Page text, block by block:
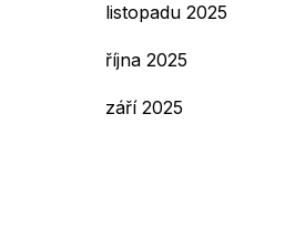
listopadu 2025
října 2025
září 2025